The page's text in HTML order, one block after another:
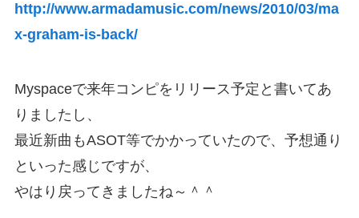
http://www.armadamusic.com/news/2010/03/ma
x-graham-is-back/
Myspaceで来年コンピをリリース予定と書いてあ
りましたし、
最近新曲もASOT等でかかっていたので、予想通り
といった感じですが、
やはり戻ってきましたね～＾＾